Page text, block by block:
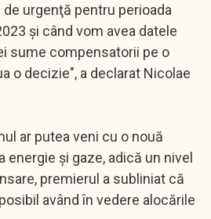
urgenţă pentru perioada
şi când vom avea datele
sume compensatorii pe o
o decizie", a declarat Nicolae
ar putea veni cu o nouă
energie şi gaze, adică un nivel
premierul a subliniat că
având în vedere alocările